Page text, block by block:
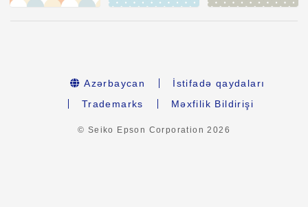
Azərbaycan
İstifadə qaydaları
Trademarks
Məxfilik Bildirişi
© Seiko Epson Corporation2026